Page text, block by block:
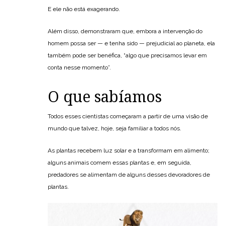
E ele não está exagerando.
Além disso, demonstraram que, embora a intervenção do
homem possa ser — e tenha sido — prejudicial ao planeta, ela
também pode ser benéfica, “algo que precisamos levar em
conta nesse momento”.
O que sabíamos
Todos esses cientistas começaram a partir de uma visão de
mundo que talvez, hoje, seja familiar a todos nós.
As plantas recebem luz solar e a transformam em alimento;
alguns animais comem essas plantas e, em seguida,
predadores se alimentam de alguns desses devoradores de
plantas.